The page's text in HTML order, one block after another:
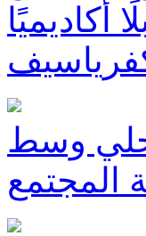
وسط
المجتمع